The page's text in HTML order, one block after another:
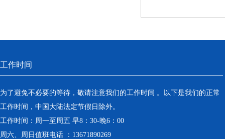
工作时间
为了避免不必要的等待，敬请注意我们的工作时间 。以下是我们的正常
工作时间，中国大陆法定节假日除外。
工作时间：周一至周五 早8：30-晚6：00
周六、周日值班电话 ：13671890269